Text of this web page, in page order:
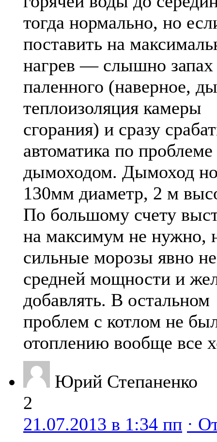
тогда нормально, но
поставить на
нагрев — слышно запах
паленного (наверное,
теплоизоляция камеры
сгорания) и сразу
автоматика по проблеме
дымоходом. Дымоход
130мм диаметр, 2 м
По большому счету
на максимум не нужно,
сильные морозы явно не
средней мощности и
добавлять. В остальном
проблем с котлом не
отоплению вообще все
Юрий Степаненко
2
21.07.2013 в 1:34 пп ·